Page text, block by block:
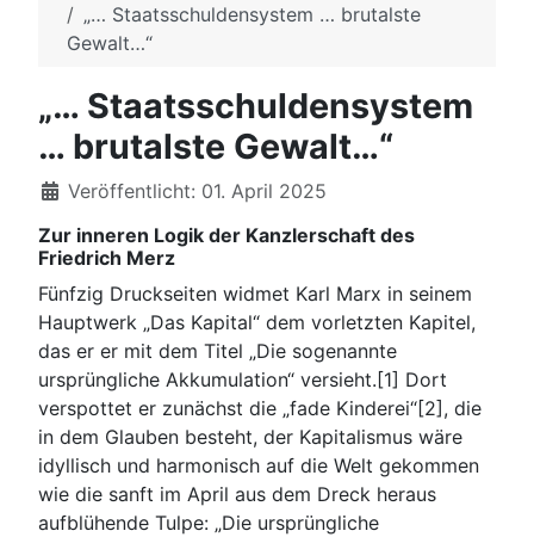
„… Staatsschuldensystem … brutalste
Gewalt…“
„… Staatsschuldensystem
… brutalste Gewalt…“
Veröffentlicht: 01. April 2025
Zur inneren Logik der Kanzlerschaft des
Friedrich Merz
Fünfzig Druckseiten widmet Karl Marx in seinem
Hauptwerk „Das Kapital“ dem vorletzten Kapitel,
das er er mit dem Titel „Die sogenannte
ursprüngliche Akkumulation“ versieht.[1] Dort
verspottet er zunächst die „fade Kinderei“[2], die
in dem Glauben besteht, der Kapitalismus wäre
idyllisch und harmonisch auf die Welt gekommen
wie die sanft im April aus dem Dreck heraus
aufblühende Tulpe: „Die ursprüngliche